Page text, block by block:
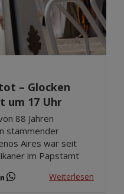
– Glocken
um 17 Uhr
88 Jahren
stammender
Aires war seit
im Papstamt
Weiterlesen